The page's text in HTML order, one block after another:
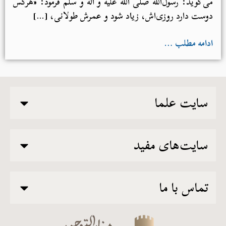
دوست دارد روزی‌اش، زیاد شود و عمرش طولانی، […]
ادامه مطلب …
سایت علما
سایت‌های مفید
تماس با ما